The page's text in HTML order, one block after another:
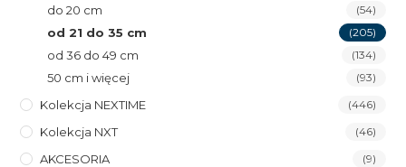
do 20 cm (54)
od 21 do 35 cm (205)
od 36 do 49 cm (134)
50 cm i więcej (93)
Kolekcja NEXTIME (446)
Kolekcja NXT (46)
AKCESORIA (9)